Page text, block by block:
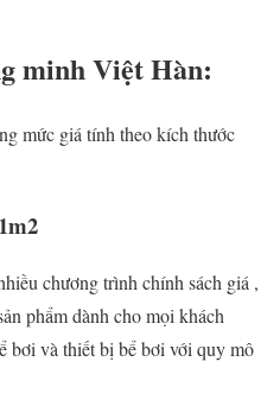
minh Việt Hàn:
mức giá tính theo kích thước
chương trình chính sách giá ,
phẩm dành cho mọi khách
bơi và thiết bị bể bơi với quy mô